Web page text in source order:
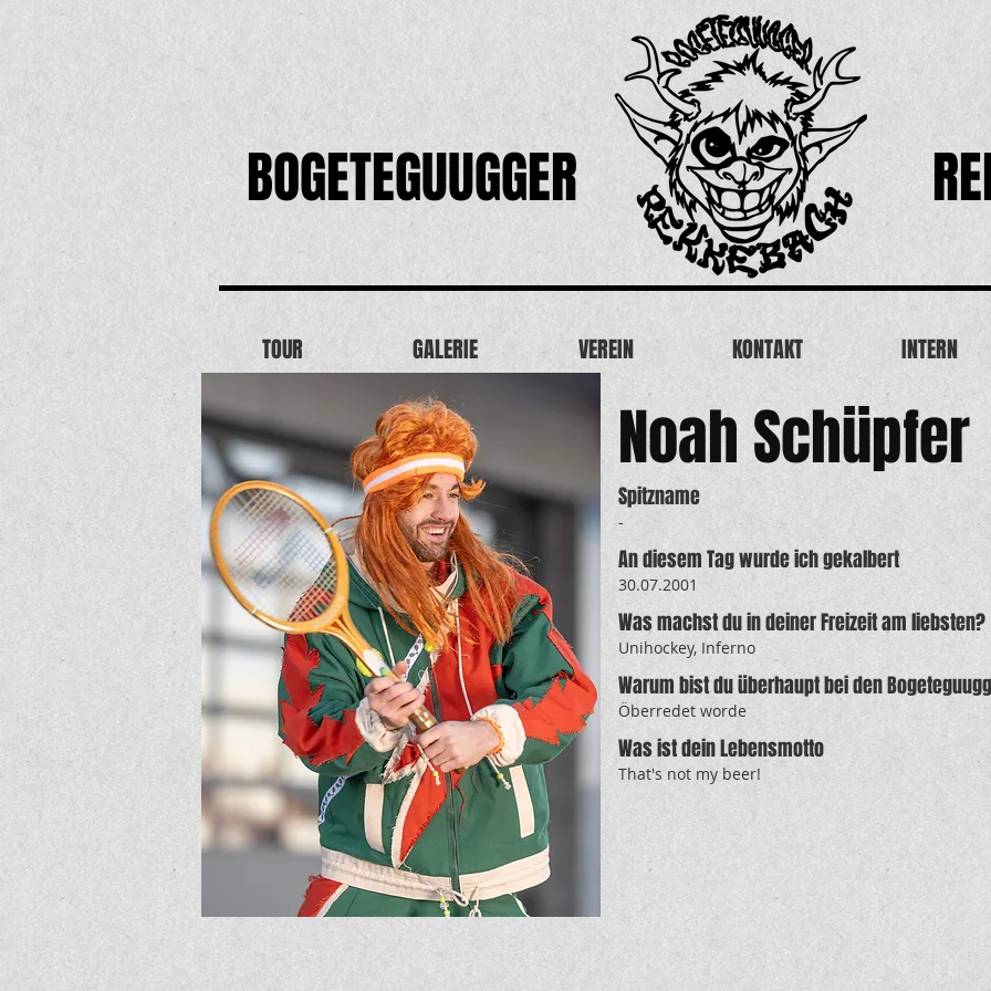
BOGETEGUUGGER
TOUR GALERIE VEREIN KONTAKT INTERN
Noah Schüpfer
Spitzname
-
An diesem Tag wurde ich gekalbert
30.07.2001
Was machst du in deiner Freizeit am liebsten?
Unihockey, Inferno
Warum bist du überhaupt bei den
Öberredet worde
Was ist dein Lebensmotto
That's not my beer!